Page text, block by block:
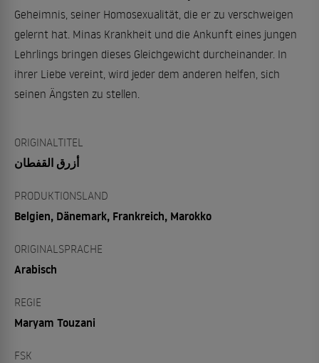
Geheimnis, seiner Homosexualität, die er zu verschweigen
gelernt hat. Minas Krankheit und die Ankunft eines jungen
Lehrlings bringen dieses Gleichgewicht durcheinander. In
ihrer Liebe vereint, wird jeder dem anderen helfen, sich
seinen Ängsten zu stellen.
ORIGINALTITEL
أزرق القفطان
PRODUKTIONSLAND
Belgien, Dänemark, Frankreich, Marokko
ORIGINALSPRACHE
Arabisch
REGIE
Maryam Touzani
FSK